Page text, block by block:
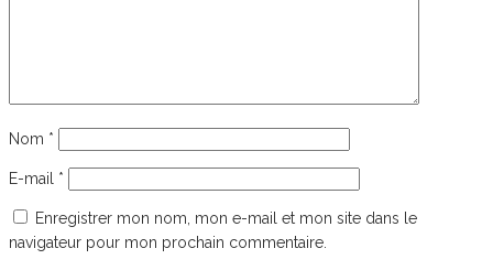
Nom *
E-mail *
Enregistrer mon nom, mon e-mail et mon site dans le
navigateur pour mon prochain commentaire.